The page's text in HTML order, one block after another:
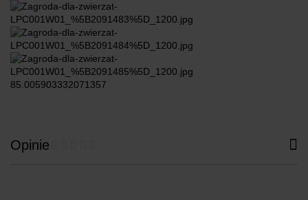
85.005903332071357
Opinie